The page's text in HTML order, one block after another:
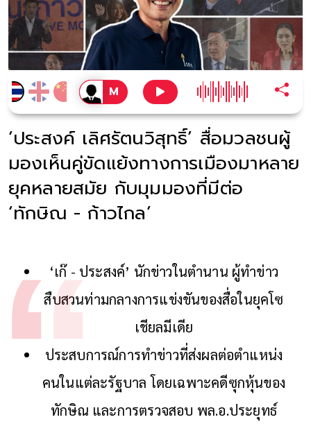
‘ประสงค์ เลิศรัตนวิสุทธิ์’ สื่อมวลชนผู้
มองเห็นคู่ขัดแย้งทางการเมืองมาหลาย
ยุคหลายสมัย กับมุมมองที่มีต่อ
‘ทักษิณ - ก้าวไกล’
‘เก๊ - ประสงค์’ นักข่าวในตำนาน ผู้ทำข่าว
สืบสวนท่ามกลางการแข่งขันของสื่อในยุคโซ
เชียลมีเดีย
ประสบการณ์การทำข่าวที่ส่งผลต่อตำแหน่ง
คนในแต่ละรัฐบาล โดยเฉพาะคดีซุกหุ้นของ
ทักษิณ และการตรวจสอบ พล.อ.ประยุทธ์